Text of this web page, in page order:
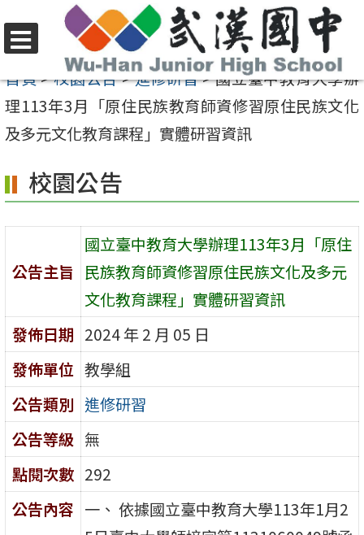
至
要
內
區
選
單
首頁>校園公告>進修研習>國立臺中教育大學辦
理113年3月「原住民族教育師資修習原住民族文化
及多元文化教育課程」實體研習資訊
校園公告
公告主旨
國立臺中教育大學辦理113年3月「原住
民族教育師資修習原住民族文化及多元
文化教育課程」實體研習資訊
發佈日期 2024 年 2 月 05 日
發佈單位 教學組
公告類別 進修研習
公告等級 無
點閱次數 292
公告內容 一、 依據國立臺中教育大學113年1月2